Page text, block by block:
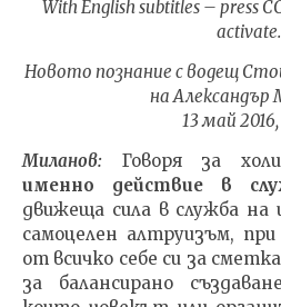
With English subtitles – press
activate.
Новото познание с водещ
на Александър
13 май
Миланов:
Говоря за
именно действие в
движеща сила в служба на
самоцелен алтруизъм,
от всичко себе си за
за балансирано